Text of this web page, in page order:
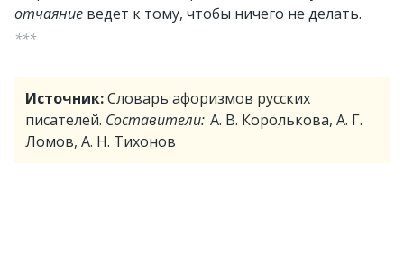
отчаяние ведет к тому, чтобы ничего не делать.
***
Источник:Словарь афоризмов русских
писателей. Составители: А. В. Королькова, А. Г.
Ломов, А. Н. Тихонов